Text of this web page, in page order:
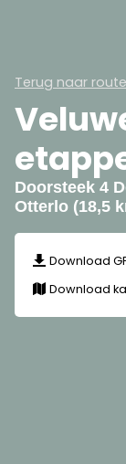
Terug naar
Doorsteek 4
Otterlo (18,5
Download
Download